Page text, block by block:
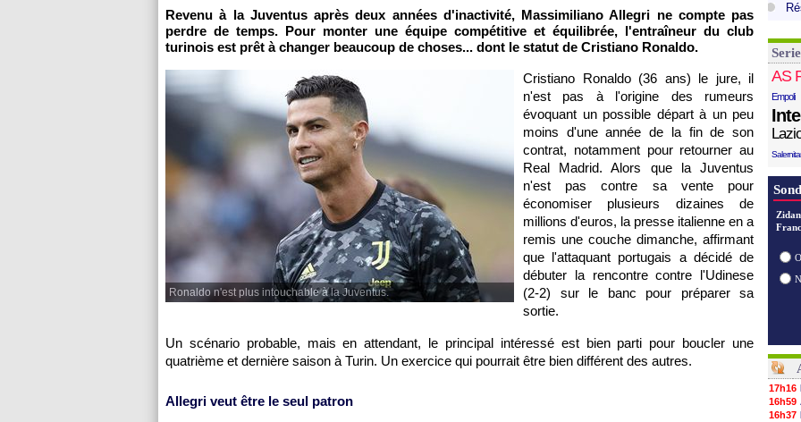
Revenu à la Juventus après deux années d'inactivité, Massimiliano Allegri ne compte pas
perdre de temps. Pour monter une équipe compétitive et équilibrée, l'entraîneur du club
turinois est prêt à changer beaucoup de choses... dont le statut de Cristiano Ronaldo.
Ronaldo n'est plus intouchable à la Juventus.
Cristiano Ronaldo (36 ans) le jure, il
n'est pas à l'origine des rumeurs
évoquant un possible départ à un peu
moins d'une année de la fin de son
contrat, notamment pour retourner au
Real Madrid. Alors que la Juventus
n'est pas contre sa vente pour
économiser plusieurs dizaines de
millions d'euros, la presse italienne en a
remis une couche dimanche, affirmant
que l'attaquant portugais a décidé de
débuter la rencontre contre l'Udinese
(2-2) sur le banc pour préparer sa
sortie.
Un scénario probable, mais en attendant, le principal intéressé est bien parti pour boucler une
quatrième et dernière saison à Turin. Un exercice qui pourrait être bien différent des autres.
Allegri veut être le seul patron
AS
Empoli
17h16
16h59
16h37